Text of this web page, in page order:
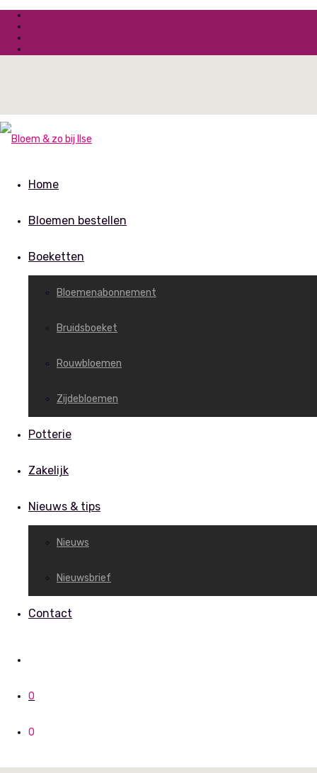
Home
Bloemen bestellen
Boeketten
Bloemenabonnement
Bruidsboeket
Rouwbloemen
Zijdebloemen
Potterie
Zakelijk
Nieuws & tips
Nieuws
Nieuwsbrief
Contact
0
0